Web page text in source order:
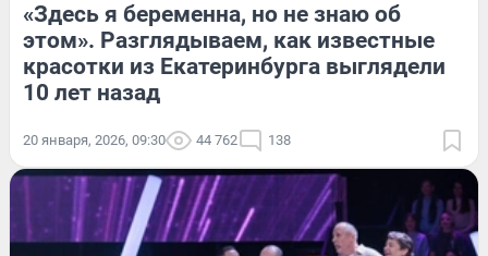
«Здесь я беременна, но не знаю об
этом». Разглядываем, как известные
красотки из Екатеринбурга выглядели
10 лет назад
20 января, 2026, 09:30 44 762 138